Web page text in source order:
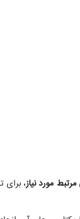
مورد نیاز